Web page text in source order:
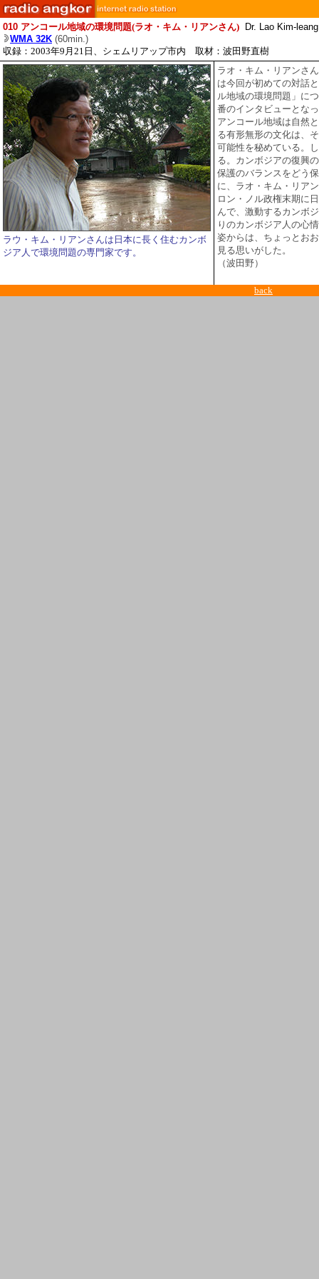
010 アンコール地域の環境問題(ラオ・キム・リアンさん)
Dr. Lao Kim-
WMA 32K (60min.)
収録：2003年9月21日、シェムリアップ市内 取材：波田野直樹
ラウ・キム・リアンさんは日本に長く住むカンボ
ジア人で環境問題の専門家です。
ラオ・キム・リアンさ
は今回が初めての対話
ル地域の環境問題」に
番のインタビューとな
アンコール地域は自然
る有形無形の文化は、
可能性を秘めている。
る。カンボジアの復興
保護のバランスをどう
に、ラオ・キム・リア
ロン・ノル政権末期に
んで、激動するカンボ
りのカンボジア人の心
姿からは、ちょっとお
見る思いがした。
（波田野）
back